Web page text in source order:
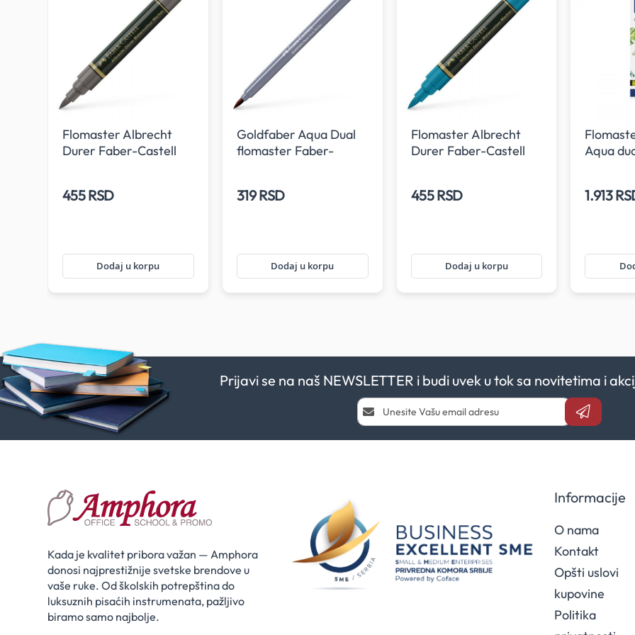
Flomaster Albrecht
Durer Faber-Castell
455 RSD
Dodaj u korpu
Goldfaber Aqua Dual
flomaster Faber-
319 RSD
Dodaj u korpu
Flomaster Albrecht
Durer Faber-Castell
455 RSD
Dodaj u korpu
Aqua
1.913
Prijavi se na naš NEWSLETTER i budi uvek u tok sa novitetima i
Prijavi
se
Kada je kvalitet pribora važan — Amphora
donosi najprestižnije svetske brendove u
vaše ruke. Od školskih potrepština do
luksuznih pisaćih instrumenata, pažljivo
biramo samo najbolje.
Informacije
O nama
Kontakt
Opšti uslovi
kupovine
Politika